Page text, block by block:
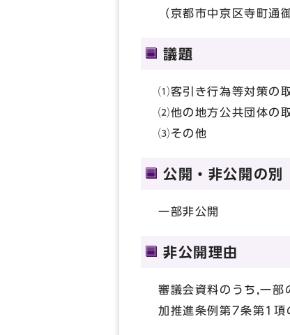
（京都市中京区寺町通
議題
⑴客引き行為等対策の
⑵他の地方公共団体の
⑶その他
公開・非公開の別
一部非公開
非公開理由
審議会資料のうち,一部
加推進条例第7条第1項